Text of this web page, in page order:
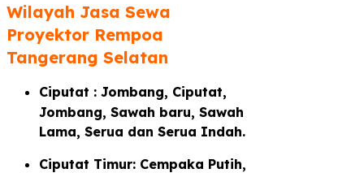
Wilayah Jasa Sewa
Proyektor Rempoa
Tangerang Selatan​
Ciputat : Jombang, Ciputat,
Jombang, Sawah baru, Sawah
Lama, Serua dan Serua Indah.
Ciputat Timur: Cempaka Putih,